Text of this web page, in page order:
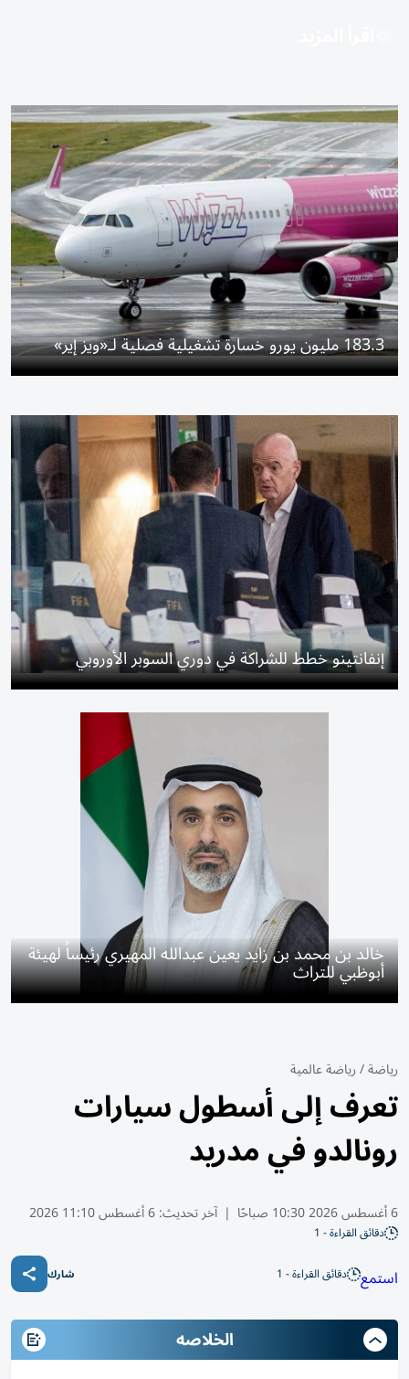
183.3 مليون يورو خسارة تشغيلية فصلية لـ«ويز إير»
إنفانتينو خطط للشراكة في دوري السوبر الأوروبي
خالد بن محمد بن زايد يعين عبدالله المهيري رئيساً لهيئة
أبوظبي للتراث
رياضة/رياضة عالمية
تعرف إلى أسطول سيارات
رونالدو في مدريد
6 أغسطس 2026 10:30 صباحًا | آخر تحديث:6 أغسطس 11:10 2026
دقائق القراءة - 1
استمع دقائق القراءة - 1 شارك
الخلاصه